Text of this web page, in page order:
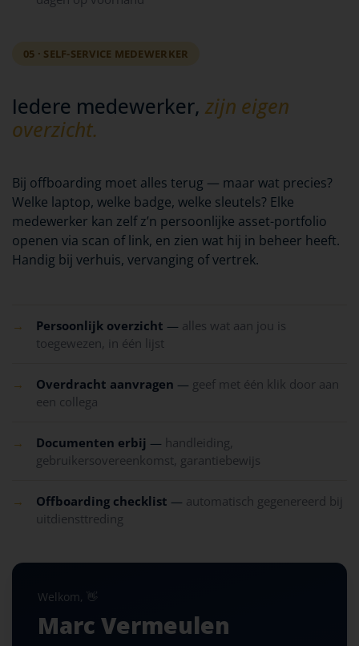
05 · SELF-SERVICE MEDEWERKER
Iedere medewerker, zijn eigen
overzicht.
Bij offboarding moet alles terug — maar wat precies?
Welke laptop, welke badge, welke sleutels? Elke
medewerker kan zelf z’n persoonlijke asset-portfolio
openen via scan of link, en zien wat hij in beheer heeft.
Handig bij verhuis, vervanging of vertrek.
→ Persoonlijk overzicht — alles wat aan jou is
toegewezen, in één lijst
→ Overdracht aanvragen — geef met één klik door aan
een collega
→ Documenten erbij — handleiding,
gebruikersovereenkomst, garantiebewijs
→ Offboarding checklist — automatisch gegenereerd bij
uitdiensttreding
Welkom, 👋
Marc Vermeulen